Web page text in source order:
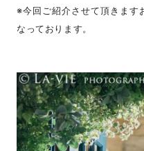
※今回ご紹介させて頂きます
なっております。